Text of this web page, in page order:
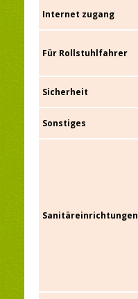
Internet zugang
Für Rollstuhlfahrer
Sicherheit
Sonstiges
Sanitäreinrichtungen